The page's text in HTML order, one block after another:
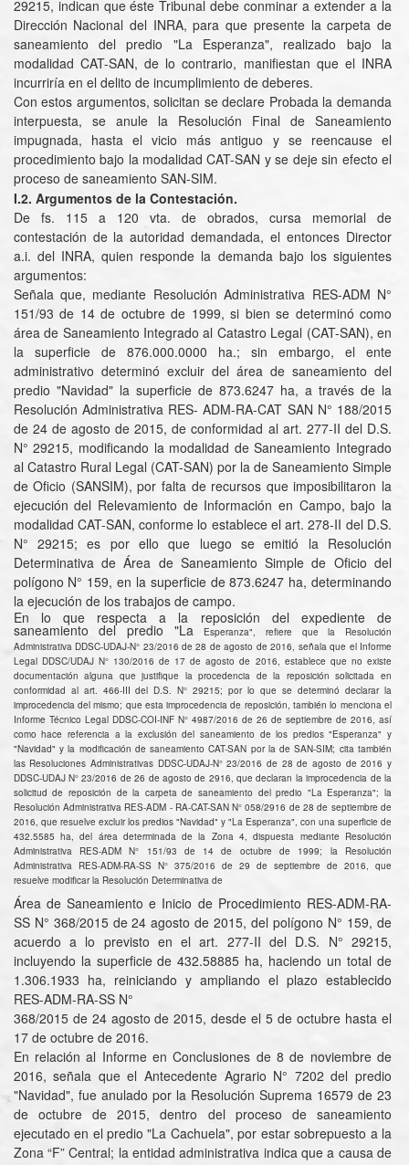
29215, indican que éste Tribunal debe conminar a extender a la
Dirección Nacional del INRA, para que presente la carpeta de
saneamiento del predio "La Esperanza", realizado bajo la
modalidad CAT-SAN, de lo contrario, manifiestan que el INRA
incurriría en el delito de incumplimiento de deberes.
Con estos argumentos, solicitan se declare Probada la demanda
interpuesta, se anule la Resolución Final de Saneamiento
impugnada, hasta el vicio más antiguo y se reencause el
procedimiento bajo la modalidad CAT-SAN y se deje sin efecto el
proceso de saneamiento SAN-SIM.
I.2. Argumentos de la Contestación.
De fs. 115 a 120 vta. de obrados, cursa memorial de
contestación de la autoridad demandada, el entonces Director
a.i. del INRA, quien responde la demanda bajo los siguientes
argumentos:
Señala que, mediante Resolución Administrativa RES-ADM N°
151/93 de 14 de octubre de 1999, si bien se determinó como
área de Saneamiento Integrado al Catastro Legal (CAT-SAN), en
la superficie de 876.000.0000 ha.; sin embargo, el ente
administrativo determinó excluir del área de saneamiento del
predio "Navidad" la superficie de 873.6247 ha, a través de la
Resolución Administrativa RES- ADM-RA-CAT SAN N° 188/2015
de 24 de agosto de 2015, de conformidad al art. 277-II del D.S.
N° 29215, modificando la modalidad de Saneamiento Integrado
al Catastro Rural Legal (CAT-SAN) por la de Saneamiento Simple
de Oficio (SANSIM), por falta de recursos que imposibilitaron la
ejecución del Relevamiento de Información en Campo, bajo la
modalidad CAT-SAN, conforme lo establece el art. 278-II del D.S.
N° 29215; es por ello que luego se emitió la Resolución
Determinativa de Área de Saneamiento Simple de Oficio del
polígono N° 159, en la superficie de 873.6247 ha, determinando
la ejecución de los trabajos de campo.
En lo que respecta a la reposición del expediente de
saneamiento del predio "La
Esperanza", refiere que la Resolución
Administrativa DDSC-UDAJ-N° 23/2016 de28 de agosto de 2016, señala que el Informe
Legal DDSC/UDAJ N° 130/2016 de 17 de agosto de 2016, establece que no existe
documentación alguna que justifique la procedencia de la reposición solicitada en
conformidad al art. 466-III del D.S. N° 29215; por lo que se determinó declarar la
improcedencia del mismo; que esta improcedencia de reposición, también lo menciona el
Informe Técnico Legal DDSC-COI-INF N° 4987/2016 de 26 de septiembre de 2016, así
como hace referencia a la exclusión del saneamiento de los predios "Esperanza" y
"Navidad" y la modificación de saneamiento CAT-SAN por la de SAN-SIM; cita también
las Resoluciones Administrativas DDSC-UDAJ-N° 23/2016 de 28 de agosto de 2016 y
DDSC-UDAJ N° 23/2016 de 26 de agosto de 2916, que declaran la improcedencia de la
solicitud de reposición de la carpeta de saneamiento del predio "La Esperanza"; la
Resolución Administrativa RES-ADM - RA-CAT-SAN N° 058/2916 de 28 de septiembre de
2016, que resuelve excluir los predios "Navidad" y "La Esperanza", con una superficie de
432.5585 ha, del área determinada de la Zona 4, dispuesta mediante Resolución
Administrativa RES-ADM N° 151/93 de 14 de octubre de 1999; la Resolución
Administrativa RES-ADM-RA-SS N° 375/2016 de 29 de septiembre de 2016, que
resuelve modificar la Resolución Determinativa de
Área de Saneamiento e Inicio de Procedimiento RES-ADM-RA-
SS N° 368/2015 de 24 agosto de 2015, del polígono N° 159, de
acuerdo a lo previsto en el art. 277-II del D.S. N° 29215,
incluyendo la superficie de 432.58885 ha, haciendo un total de
1.306.1933 ha, reiniciando y ampliando el plazo establecido
RES-ADM-RA-SS N°
368/2015 de 24 agosto de 2015, desde el 5 de octubre hasta el
17 de octubre de 2016.
En relación al Informe en Conclusiones de 8 de noviembre de
2016, señala que el Antecedente Agrario N° 7202 del predio
"Navidad", fue anulado por la Resolución Suprema 16579 de 23
de octubre de 2015, dentro del proceso de saneamiento
ejecutado en el predio "La Cachuela", por estar sobrepuesto a la
Zona “F” Central; la entidad administrativa indica que a causa de